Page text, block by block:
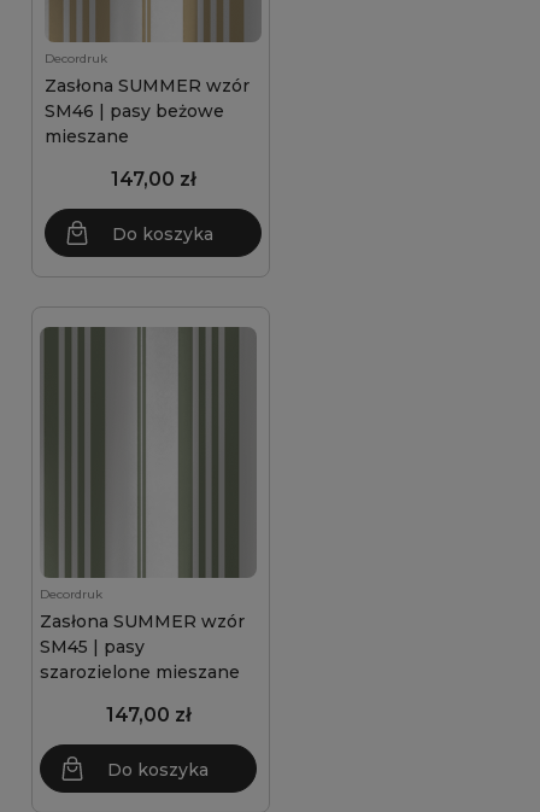
Decordruk
Zasłona SUMMER wzór
SM46 | pasy beżowe
mieszane
147,00 zł
Do koszyka
Decordruk
Zasłona SUMMER wzór
SM45 | pasy
szarozielone mieszane
147,00 zł
Do koszyka